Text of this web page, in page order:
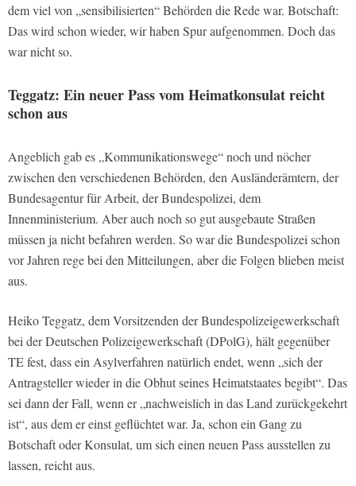
dem viel von „sensibilisierten“ Behörden die Rede war. Botschaft:
Das wird schon wieder, wir haben Spur aufgenommen. Doch das
war nicht so.
Teggatz: Ein neuer Pass vom Heimatkonsulat reicht
schon aus
Angeblich gab es „Kommunikationswege“ noch und nöcher
zwischen den verschiedenen Behörden, den Ausländerämtern, der
Bundesagentur für Arbeit, der Bundespolizei, dem
Innenministerium. Aber auch noch so gut ausgebaute Straßen
müssen ja nicht befahren werden. So war die Bundespolizei schon
vor Jahren rege bei den Mitteilungen, aber die Folgen blieben meist
aus.
Heiko Teggatz, dem Vorsitzenden der Bundespolizeigewerkschaft
bei der Deutschen Polizeigewerkschaft (DPolG), hält gegenüber
TE fest, dass ein Asylverfahren natürlich endet, wenn „sich der
Antragsteller wieder in die Obhut seines Heimatstaates begibt“. Das
sei dann der Fall, wenn er „nachweislich in das Land zurückgekehrt
ist“, aus dem er einst geflüchtet war. Ja, schon ein Gang zu
Botschaft oder Konsulat, um sich einen neuen Pass ausstellen zu
lassen, reicht aus.